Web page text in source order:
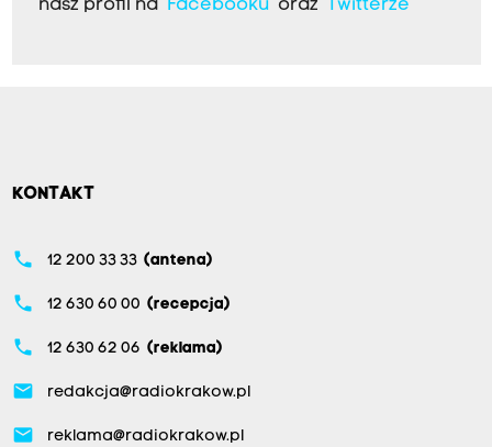
nasz profil na Facebookuoraz Twitterze
KONTAKT
phone 12 200 33 33 (antena)
phone 12 630 60 00 (recepcja)
phone 12 630 62 06 (reklama)
email redakcja@radiokrakow.pl
email reklama@radiokrakow.pl